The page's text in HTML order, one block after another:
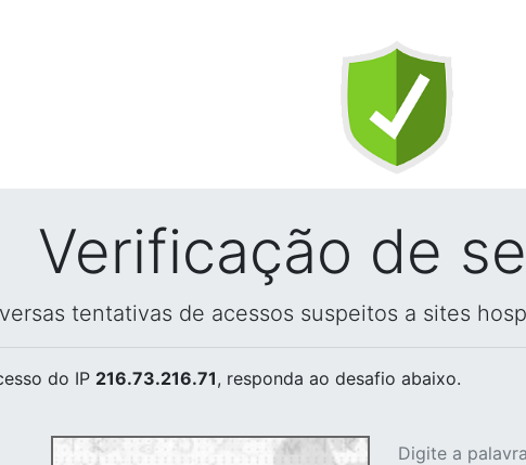
Verificação de
tentativas de acessos suspeitos a sites
do IP 216.73.216.71, responda ao desafio abaixo.
Digite a